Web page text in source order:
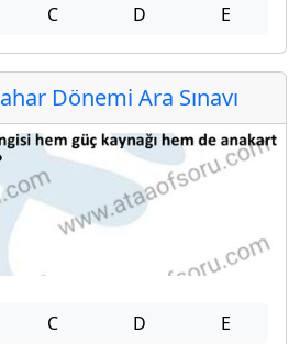
C D E
Dönemi Ara Sınavı
C D E